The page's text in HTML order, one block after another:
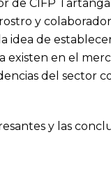
de CIFP
y
de
existen en el
del sector
y las